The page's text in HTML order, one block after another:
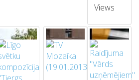
Views